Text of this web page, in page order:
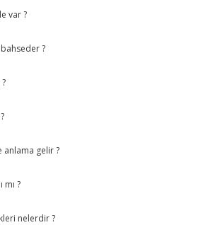
var ?
bahseder ?
anlama gelir ?
?
nelerdir ?